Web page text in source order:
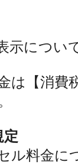
示につい
は【消費
定
ル料金に